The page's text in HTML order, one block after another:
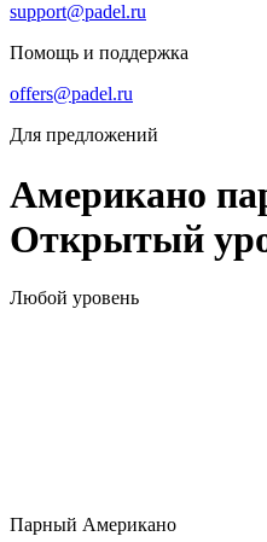
support@padel.ru
Помощь и поддержка
offers@padel.ru
Для предложений
Американо
Открытый
Любой уровень
Парный Американо